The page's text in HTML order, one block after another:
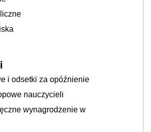
i odsetki za opóźnienie
nauczycieli
wynagrodzenie w